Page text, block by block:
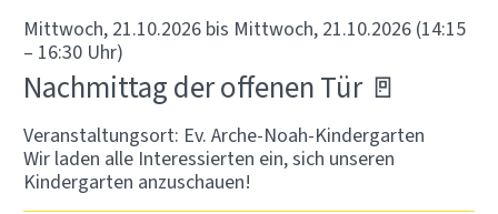
Mittwoch, 21.10.2026 bis Mittwoch, 21.10.2026 (14:15
– 16:30 Uhr)
Nachmittag der offenen Tür 🚪
Veranstaltungsort: Ev. Arche-Noah-Kindergarten
Wir laden alle Interessierten ein, sich unseren
Kindergarten anzuschauen!